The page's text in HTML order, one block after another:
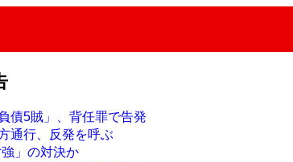
債5賊」、背任罪で告発
通行、反発を呼ぶ
」の対決か